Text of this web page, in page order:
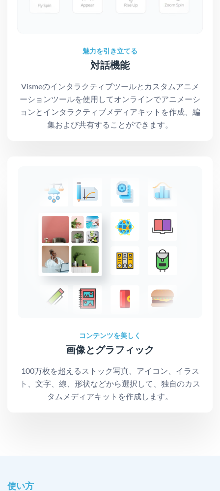
魅力を引き立てる
対話機能
Vismeのインタラクティブツールとカスタムアニメ
ーションツールを使用してオンラインでアニメーシ
ョンとインタラクティブメディアキットを作成、編
集および共有することができます。
コンテンツを美しく
画像とグラフィック
100万枚を超えるストック写真、アイコン、イラス
ト、文字、線、形状などから選択して、独自のカス
タムメディアキットを作成します。
使い方